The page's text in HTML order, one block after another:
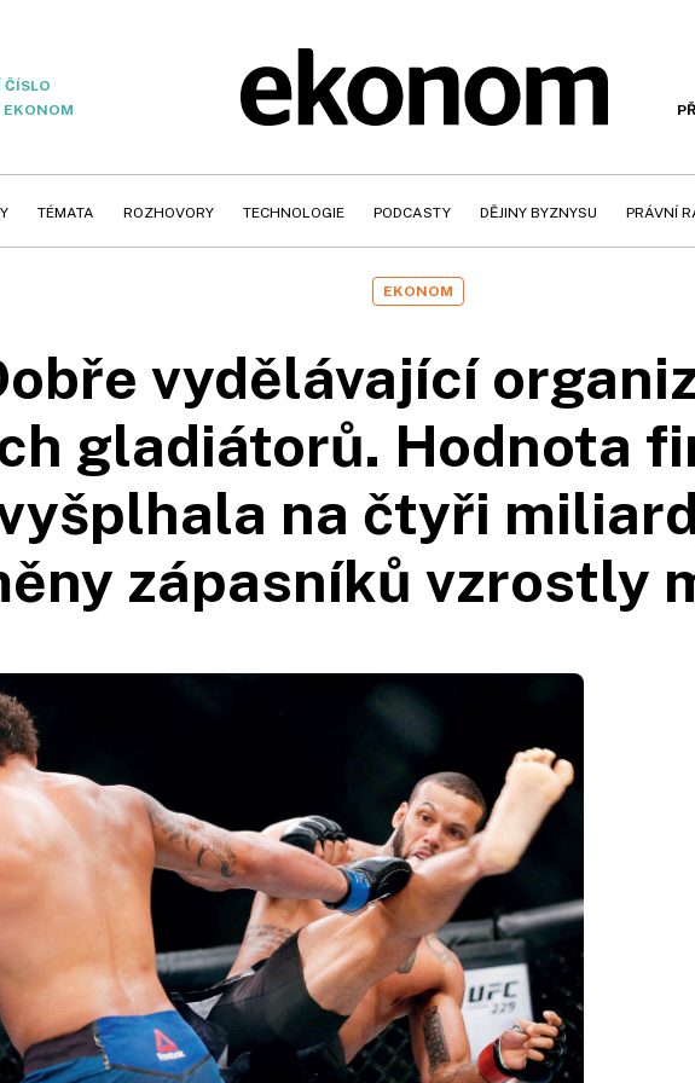
EKONOM
TÉMATA ROZHOVORY TECHNOLOGIE PODCASTY DĚJINY BYZNYSU PRÁVNÍ
EKONOM
vydělávající
gladiátorů. Hodnota
na čtyři
zápasníků vzrostly